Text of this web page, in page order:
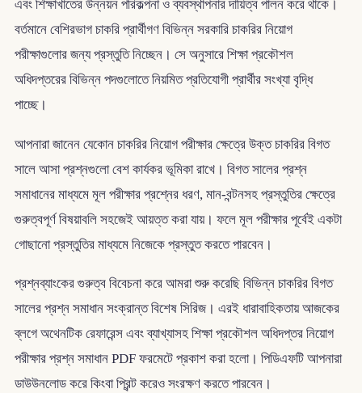
এবং শিক্ষাখাতের উন্নয়ন পরিকল্পনা ও ব্যবস্থাপনার দায়িত্ব পালন করে থাকে।
বর্তমানে বেশিরভাগ চাকরি প্রার্থীগণ বিভিন্ন সরকারি চাকরির নিয়োগ
পরীক্ষাগুলোর জন্য প্রস্তুতি নিচ্ছেন। সে অনুসারে শিক্ষা প্রকৌশল
অধিদপ্তরের বিভিন্ন পদগুলোতে নিয়মিত প্রতিযোগী প্রার্থীর সংখ্যা বৃদ্ধি
পাচ্ছে।
আপনারা জানেন যেকোন চাকরির নিয়োগ পরীক্ষার ক্ষেত্রে উক্ত চাকরির বিগত
সালে আসা প্রশ্নগুলো বেশ কার্যকর ভূমিকা রাখে। বিগত সালের প্রশ্ন
সমাধানের মাধ্যমে মূল পরীক্ষার প্রশ্নের ধরণ, মান-বন্টনসহ প্রস্তুতির ক্ষেত্রে
গুরুত্বপূর্ণ বিষয়াবলি সহজেই আয়ত্ত করা যায়। ফলে মূল পরীক্ষার পূর্বেই একটা
গোছানো প্রস্তুতির মাধ্যমে নিজেকে প্রস্তুত করতে পারবেন।
প্রশ্নব্যাংকের গুরুত্ব বিবেচনা করে আমরা শুরু করেছি বিভিন্ন চাকরির বিগত
সালের প্রশ্ন সমাধান সংক্রান্ত বিশেষ সিরিজ। এরই ধারাবাহিকতায় আজকের
ব্লগে অথেনটিক রেফারেন্স এবং ব্যাখ্যাসহ শিক্ষা প্রকৌশল অধিদপ্তর নিয়োগ
পরীক্ষার প্রশ্ন সমাধান PDF ফরমেটে প্রকাশ করা হলো। পিডিএফটি আপনারা
ডাউউনলোড করে কিংবা প্রিন্ট করেও সংরক্ষণ করতে পারবেন।